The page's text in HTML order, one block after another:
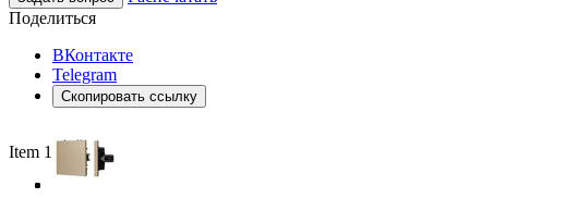
Поделиться
ВКонтакте
Telegram
Скопировать ссылку
Item 1 of 4